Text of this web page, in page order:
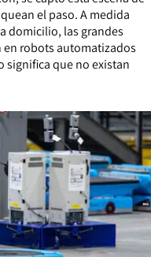
el paso. A medida
domicilio, las grandes
robots automatizados
significa que no existan